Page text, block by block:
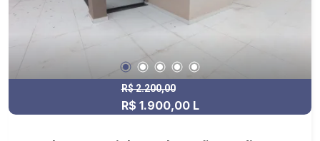
R$ 2.200,00
R$ 1.900,00 L